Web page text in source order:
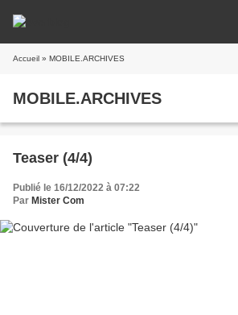
Accueil » MOBILE.ARCHIVES
MOBILE.ARCHIVES
Teaser (4/4)
Publié le 16/12/2022 à 07:22
Par Mister Com